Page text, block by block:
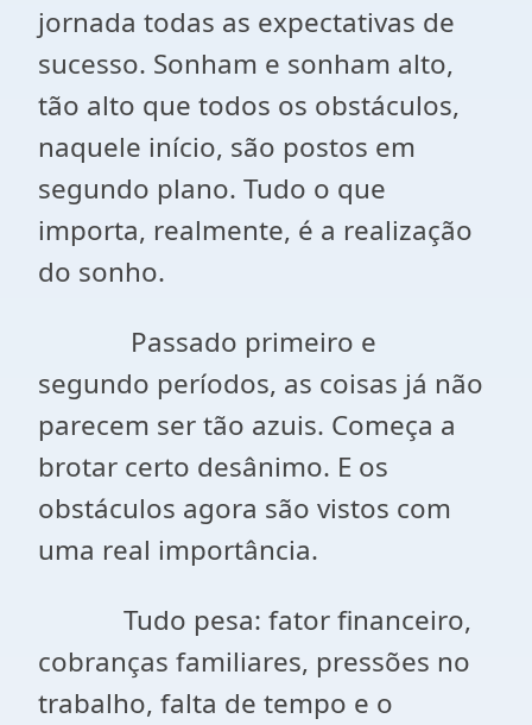
jornada todas as expectativas de
sucesso. Sonham e sonham alto,
tão alto que todos os obstáculos,
naquele início, são postos em
segundo plano. Tudo o que
importa, realmente, é a realização
do sonho.
Passado primeiro e
segundo períodos, as coisas já não
parecem ser tão azuis. Começa a
brotar certo desânimo. E os
obstáculos agora são vistos com
uma real importância.
Tudo pesa: fator financeiro,
cobranças familiares, pressões no
trabalho, falta de tempo e o